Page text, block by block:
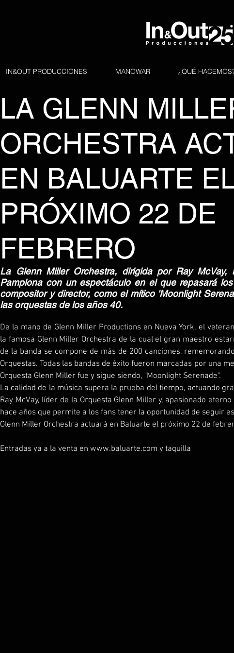
IN&OUT PRODUCCIONES MANOWAR ¿QUÉ
LA GLENN
ORCHESTRA
EN BALUARTE
PRÓXIMO 22 DE
FEBRERO
La Glenn Miller Orchestra, dirigida por Ray
Pamplona con un espectáculo en el que repasará
compositor y director, como el mítico 'Moonlight
las orquestas de los años 40.
De la mano de Glenn Miller Productions en Nueva York, el
la famosa Glenn Miller Orchestra de la cual el gran maestro
de la banda se compone de más de 200 canciones,
Orquestas. Todas las bandas de éxito fueron marcadas por una
Orquesta Glenn Miller fue y sigue siendo, "Moonlight Serenade".
La calidad de la música supera la prueba del tiempo, actuando
Ray McVay, líder de la Orquesta Glenn Miller y, apasionado
hace años que permite a los fans tener la oportunidad de seguir
Glenn Miller Orchestra actuará en Baluarte el próximo 22 de
Entradas ya a la venta en www.baluarte.com y taquilla